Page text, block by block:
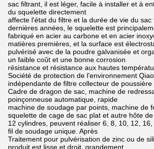
sac filtrant, il est léger, facile à installer et à
du squelette directement
affecte l'état du filtre et la durée de vie du sac
dernières années, le squelette est
fabriqué en acier au carbone et en acier
matières premières, et la surface est
pulvérisé avec de la poudre galvanisée et
un faible coût et une bonne corrosion
résistance et résistance aux hautes
Société de protection de l'environnement
indépendante de filtre collecteur de poussière
Cadre de dragon de sac, machine de
poinçonneuse automatique, rapide
machine de soudage par points, machine de
squelette de cage de sac plat et autre hôte
12 cylindres, peuvent réaliser 6, 8, 10, 12,
fil de soudage unique. Après
Traitement pour pulvérisation de zinc ou de
produit est lisse et droit, grandement